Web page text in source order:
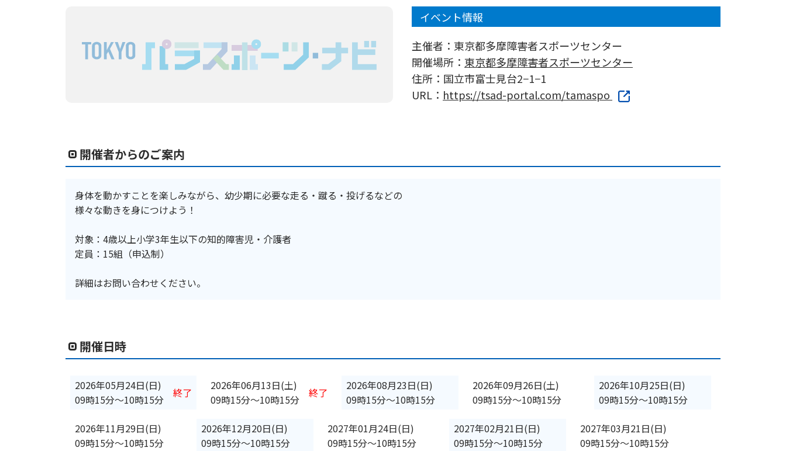
イベント情報
主催者： 東京都多摩障害者スポーツセンター
開催場所： 東京都多摩障害者スポーツセンター
住所： 国立市富士見台2−1−1
URL： https://tsad-portal.com/tamaspo
開催者からのご案内
身体を動かすことを楽しみながら、幼少期に必要な走る・蹴る・投げるなどの
様々な動きを身につけよう！
対象：4歳以上小学3年生以下の知的障害児・介護者
定員：15組（申込制）
詳細はお問い合わせください。
開催日時
2026年05月24日(日)
09時15分〜10時15分
終了
2026年06月13日(土)
09時15分〜10時15分
終了
2026年08月23日(日)
09時15分〜10時15分
2026年09月26日(土)
09時15分〜10時15分
2026年10月25日(日)
09時15分〜10時15分
2026年11月29日(日)
09時15分〜10時15分
2026年12月20日(日)
09時15分〜10時15分
2027年01月24日(日)
09時15分〜10時15分
2027年02月21日(日)
09時15分〜10時15分
2027年03月21日(日)
09時15分〜10時15分